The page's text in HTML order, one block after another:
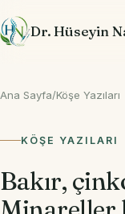
Dr. Hüseyin
Ana Sayfa/Köşe Yazıları
KÖŞE YAZILARI
Bakır,